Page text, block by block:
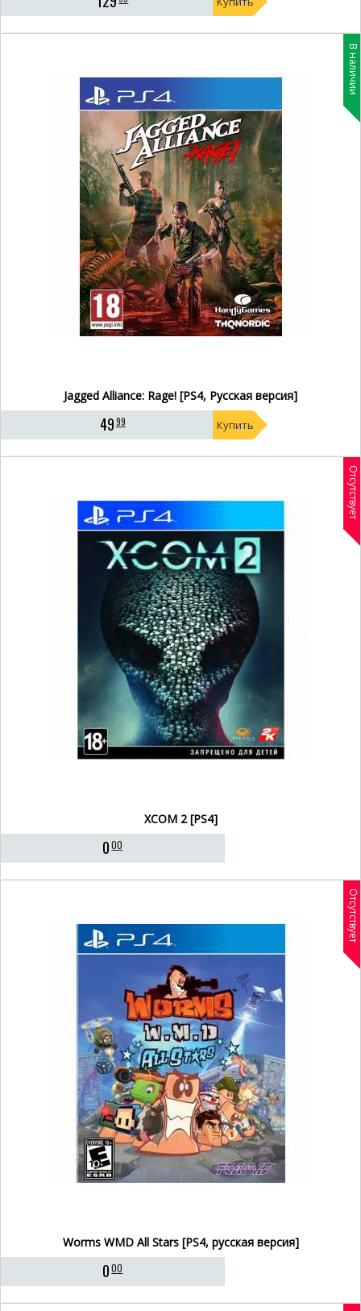
В наличии
Jagged Alliance: Rage! [PS4, Русская версия]
4999 Купить
Отсутствует
XCOM 2 [PS4]
000
Отсутствует
Worms WMD All Stars [PS4, русская версия]
000